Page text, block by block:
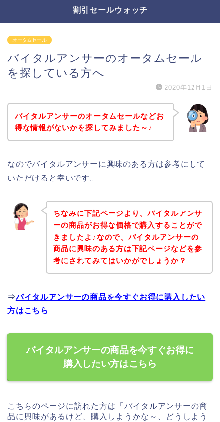
割引セールウォッチ
オータムセール
バイタルアンサーのオータムセール
を探している方へ
2020年12月1日
バイタルアンサーのオータムセールなどお
得な情報がないかを探してみました～♪
なのでバイタルアンサーに興味のある方は参考にして
いただけると幸いです。
ちなみに下記ページより、バイタルアンサ
ーの商品がお得な価格で購入することがで
きましたよ♪なので、バイタルアンサーの
商品に興味のある方は下記ページなどを参
考にされてみてはいかがでしょうか？
⇒バイタルアンサーの商品を今すぐお得に購入したい
方はこちら
バイタルアンサーの商品を今すぐお得に
購入したい方はこちら
こちらのページに訪れた方は「バイタルアンサーの商
品に興味があるけど、購入しようかな～、どうしよう